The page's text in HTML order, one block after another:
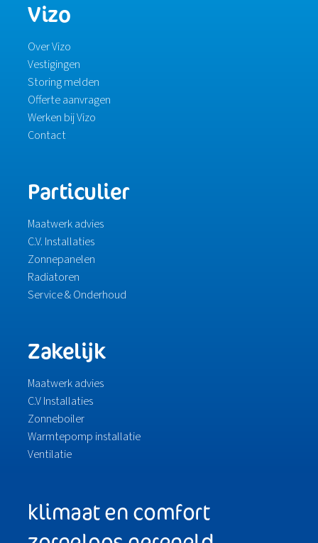
Vizo
Over Vizo
Vestigingen
Storing melden
Offerte aanvragen
Werken bij Vizo
Contact
Particulier
Maatwerk advies
C.V. Installaties
Zonnepanelen
Radiatoren
Service & Onderhoud
Zakelijk
Maatwerk advies
C.V Installaties
Zonneboiler
Warmtepomp installatie
Ventilatie
klimaat en comfort